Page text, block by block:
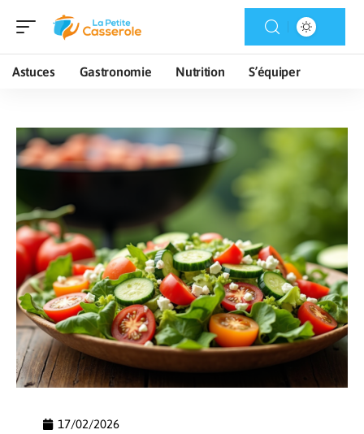
Astuces Gastronomie Nutrition S’équiper
17/02/2026